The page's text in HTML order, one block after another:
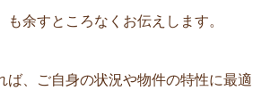
余すところなくお伝えします。
ば、ご自身の状況や物件の特性に最